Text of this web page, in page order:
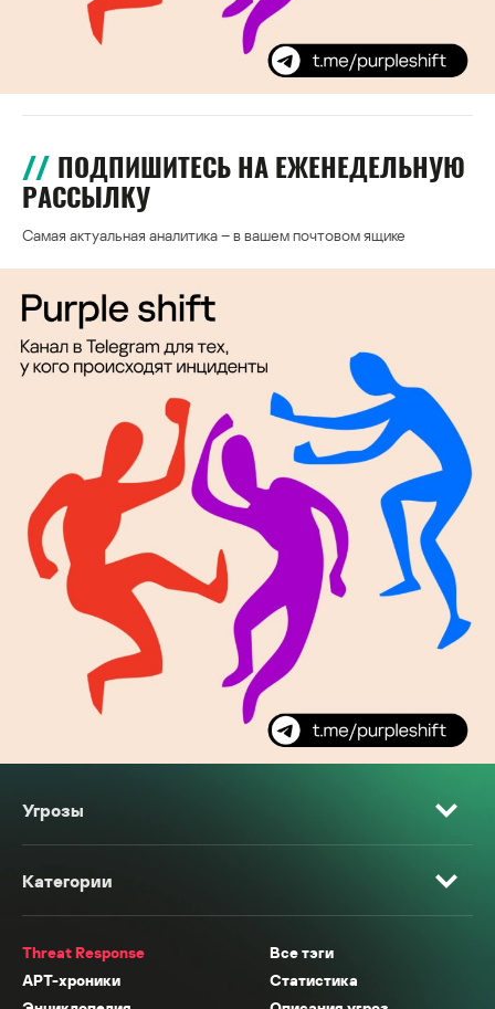
ПОДПИШИТЕСЬ НА ЕЖЕНЕДЕЛЬНУЮ
РАССЫЛКУ
Самая актуальная аналитика – в вашем почтовом ящике
Угрозы
Категории
Threat Response
Все тэги
APT-хроники
Статистика